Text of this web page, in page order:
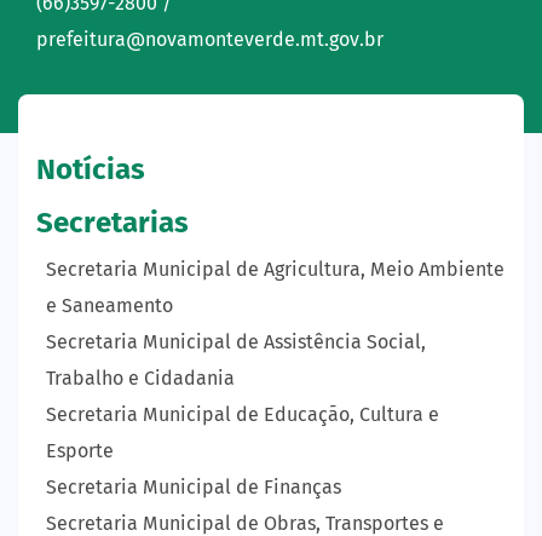
prefeitura@novamonteverde.mt.gov.br
Notícias
Secretarias
Secretaria Municipal de Agricultura, Meio Ambiente
e Saneamento
Secretaria Municipal de Assistência Social,
Trabalho e Cidadania
Secretaria Municipal de Educação, Cultura e
Esporte
Secretaria Municipal de Finanças
Secretaria Municipal de Obras, Transportes e